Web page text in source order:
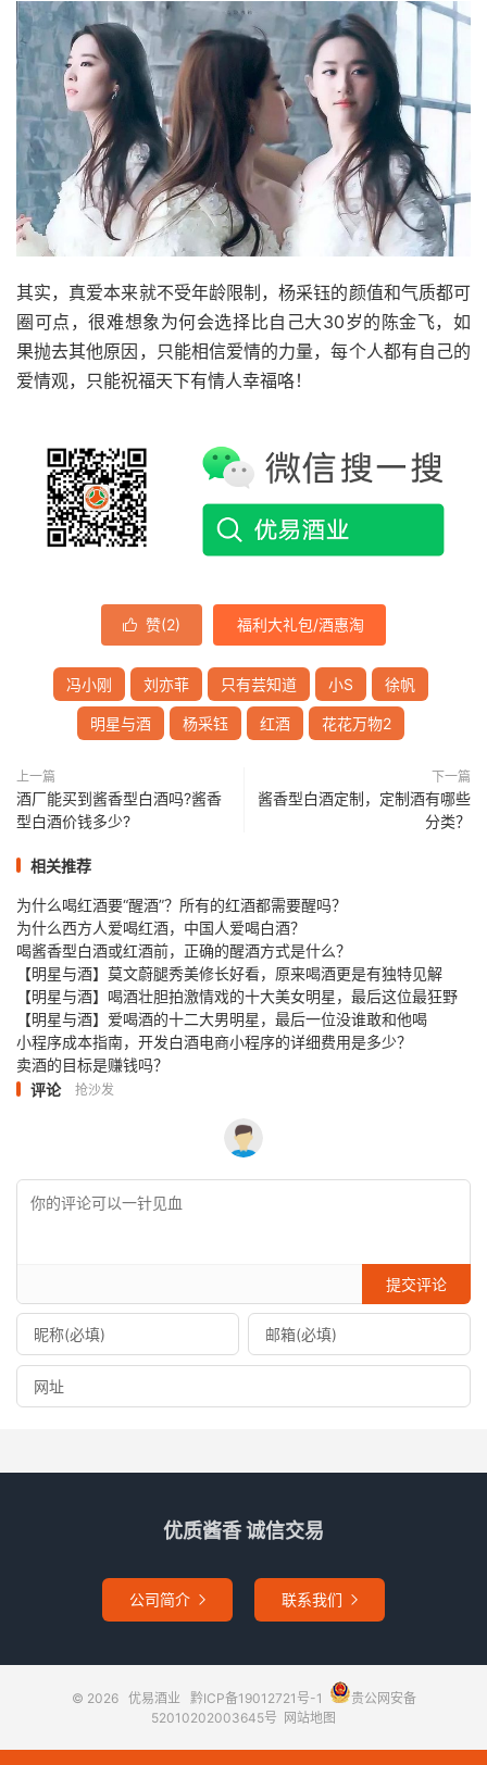
其实，真爱本来就不受年龄限制，杨采钰的颜值和气质都可
圈可点，很难想象为何会选择比自己大30岁的陈金飞，如
果抛去其他原因，只能相信爱情的力量，每个人都有自己的
爱情观，只能祝福天下有情人幸福咯！
 赞(2) 福利大礼包/酒惠淘
冯小刚 刘亦菲 只有芸知道 小S 徐帆
明星与酒 杨采钰 红酒 花花万物2
上一篇
酒厂能买到酱香型白酒吗?酱香
型白酒价钱多少?
下一篇
酱香型白酒定制，定制酒有哪些
分类？
相关推荐
为什么喝红酒要“醒酒”？所有的红酒都需要醒吗？
为什么西方人爱喝红酒，中国人爱喝白酒？
喝酱香型白酒或红酒前，正确的醒酒方式是什么？
【明星与酒】莫文蔚腿秀美修长好看，原来喝酒更是有独特见解
【明星与酒】喝酒壮胆拍激情戏的十大美女明星，最后这位最狂野
【明星与酒】爱喝酒的十二大男明星，最后一位没谁敢和他喝
小程序成本指南，开发白酒电商小程序的详细费用是多少？
卖酒的目标是赚钱吗？
评论
抢沙发
提交评论
优质酱香 诚信交易
公司简介  联系我们 
© 2026 优易酒业 黔ICP备19012721号-1
贵公网安备
52010202003645号 网站地图